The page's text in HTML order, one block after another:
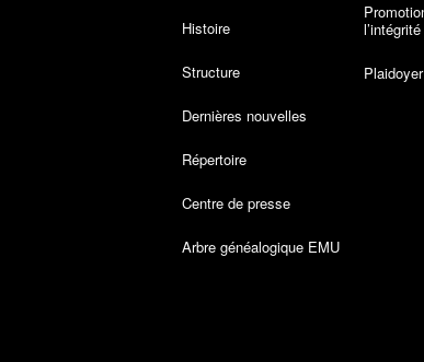
Histoire
Structure
Dernières nouvelles
Répertoire
Centre de presse
Arbre généalogique EMU
l’intégrité